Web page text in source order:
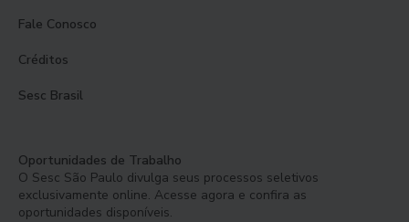
Fale Conosco
Créditos
Sesc Brasil
Oportunidades de Trabalho
O Sesc São Paulo divulga seus processos seletivos
exclusivamente online. Acesse agora e confira as
oportunidades disponíveis.